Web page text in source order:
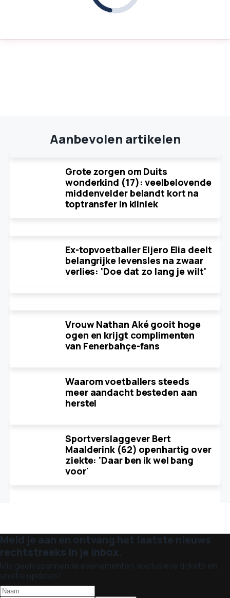
Aanbevolen artikelen
Grote zorgen om Duits
wonderkind (17): veelbelovende
middenvelder belandt kort na
toptransfer in kliniek
Ex-topvoetballer Eljero Elia deelt
belangrijke levensles na zwaar
verlies: 'Doe dat zo lang je wilt'
Vrouw Nathan Aké gooit hoge
ogen en krijgt complimenten
van Fenerbahçe-fans
Waarom voetballers steeds
meer aandacht besteden aan
herstel
Sportverslaggever Bert
Maalderink (62) openhartig over
ziekte: 'Daar ben ik wel bang
voor'
Meld je aan en ontvang het laatste nieuws
rechtstreeks in je inbox.
Mis geen spannende evenementen, exclusieve tickets en
unieke updates!